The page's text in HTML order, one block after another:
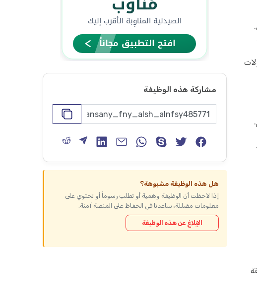
مشاركة هذه الوظيفة
هل هذه الوظيفة مشبوهة؟
إذا لاحظت أن الوظيفة وهمية أو تطلب رسوماً أو تحتوي على
معلومات مضللة، ساعدنا في الحفاظ على المنصة آمنة.
الإبلاغ عن هذه الوظيفة